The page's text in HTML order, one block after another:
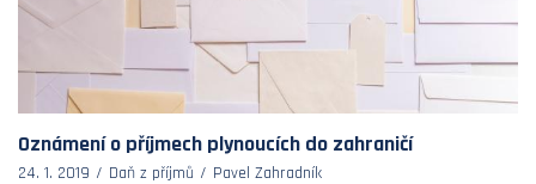
Oznámení o příjmech plynoucích do zahraničí
24. 1. 2019 Daň z příjmů Pavel Zahradník